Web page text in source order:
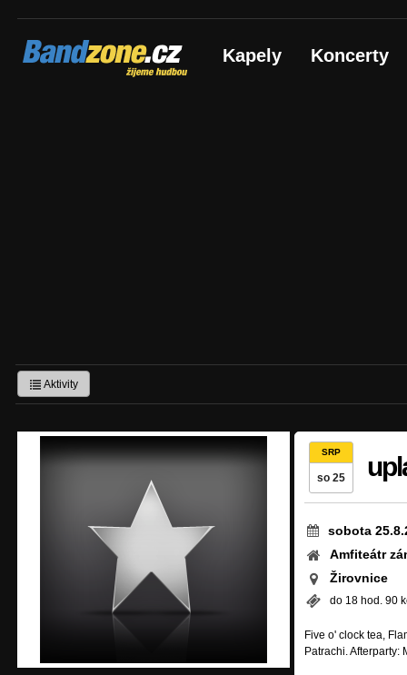
Bandzone.cz
žijeme hudbou Kapely Koncerty
Aktivity
SRP
so 25
sobota
Amfiteátr
Žirovnice
do 18 hod. 90
Five o' clock tea,
Patrachi. Afterparty: